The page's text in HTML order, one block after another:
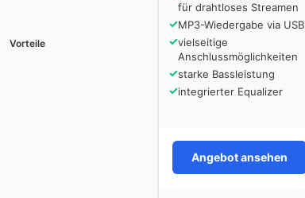
Vorteile
für drahtloses Streamen
✓MP3-Wiedergabe via USB
✓vielseitige
Anschlussmöglichkeiten
✓starke Bassleistung
✓integrierter Equalizer
Angebot ansehen